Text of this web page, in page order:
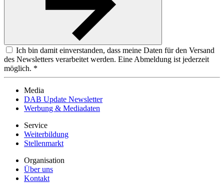
Ich bin damit einverstanden, dass meine Daten für den Versand
des Newsletters verarbeitet werden. Eine Abmeldung ist jederzeit
möglich. *
Media
DAB Update Newsletter
Werbung & Mediadaten
Service
Weiterbildung
Stellenmarkt
Organisation
Über uns
Kontakt